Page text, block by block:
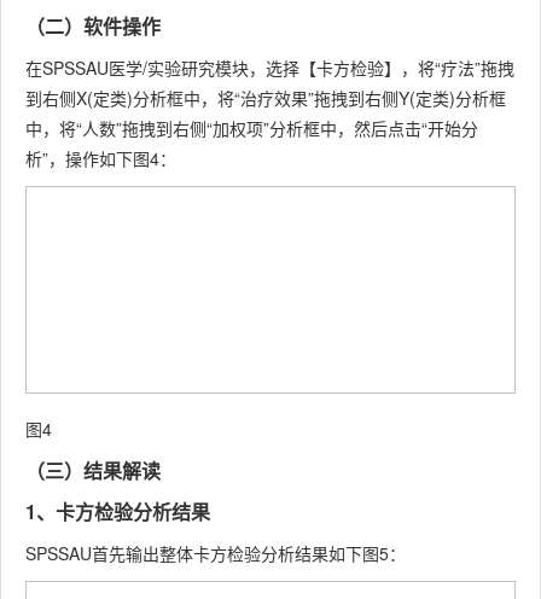
（二）软件操作
在SPSSAU医学/实验研究模块，选择【卡方检验】，将“疗法”拖拽
到右侧X(定类)分析框中，将“治疗效果”拖拽到右侧Y(定类)分析框
中，将“人数”拖拽到右侧“加权项”分析框中，然后点击“开始分
析”，操作如下图4：
图4
（三）结果解读
1、卡方检验分析结果
SPSSAU首先输出整体卡方检验分析结果如下图5：